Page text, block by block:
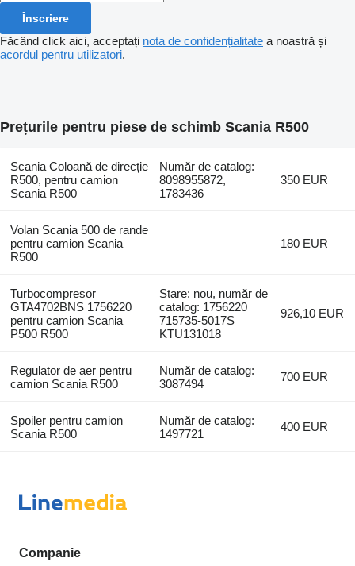
Înscriere
Făcând click aici, acceptați nota de confidențialitate a noastră și
acordul pentru utilizatori.
Prețurile pentru piese de schimb Scania R500
Scania Coloană de direcție
R500, pentru camion
Scania R500
Număr de catalog:
8098955872,
1783436
350 EUR
Volan Scania 500 de rande
pentru camion Scania
R500
180 EUR
Turbocompresor
GTA4702BNS 1756220
pentru camion Scania
P500 R500
Stare: nou, număr de
catalog: 1756220
715735-5017S
KTU131018
926,10 EUR
Regulator de aer pentru
camion Scania R500
Număr de catalog:
3087494
700 EUR
Spoiler pentru camion
Scania R500
Număr de catalog:
1497721
400 EUR
Companie